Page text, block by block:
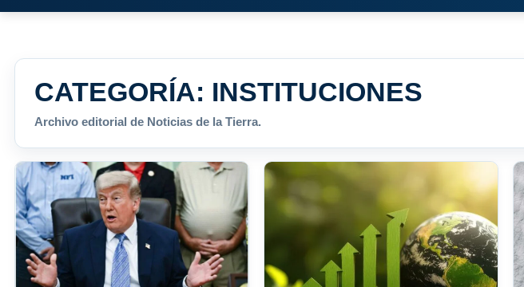
CATEGORÍA: INSTITUCIONES
Archivo editorial de Noticias de la Tierra.